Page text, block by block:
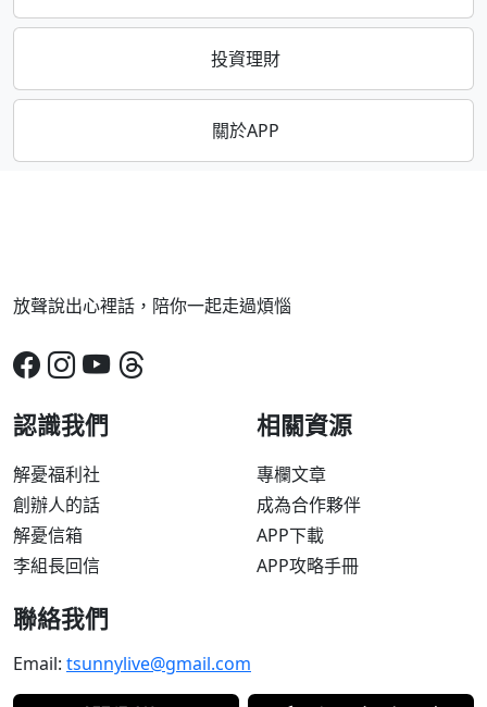
投資理財
關於APP
放聲說出心裡話，陪你一起走過煩惱
認識我們
解憂福利社
創辦人的話
解憂信箱
李組長回信
相關資源
專欄文章
成為合作夥伴
APP下載
APP攻略手冊
聯絡我們
Email: tsunnylive@gmail.com